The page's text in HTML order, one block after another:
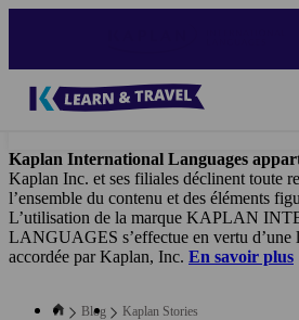
Kaplan International Languages
Kaplan Inc. et ses filiales déclinent toute
l’ensemble du contenu et des éléments
L’utilisation de la marque KAPLAN
LANGUAGES s’effectue en vertu d’une
accordée par Kaplan, Inc. En savoir plus
Blog
Kaplan Stories